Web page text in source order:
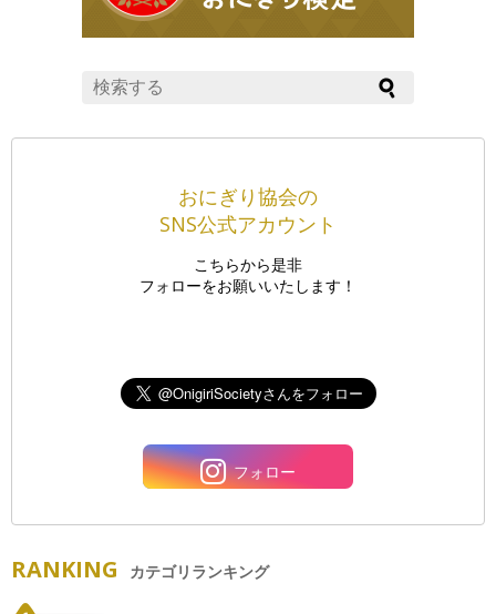
おにぎり協会の
SNS公式アカウント
こちらから是非
フォローをお願いいたします！
フォロー
RANKING カテゴリランキング